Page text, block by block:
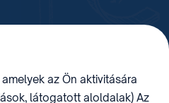
2-42
az Ön aktivitására
látogatott aloldalak) Az